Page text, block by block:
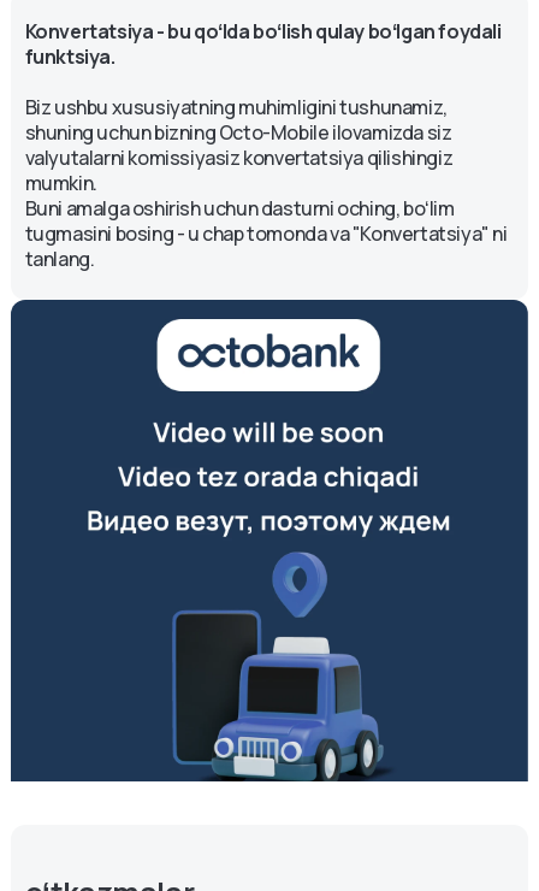
Konvertatsiya - bu qoʻlda boʻlish qulay boʻlgan foydali
funktsiya.
Biz ushbu xususiyatning muhimligini tushunamiz,
shuning uchun bizning Octo-Mobile ilovamizda siz
valyutalarni komissiyasiz konvertatsiya qilishingiz
mumkin.
Buni amalga oshirish uchun dasturni oching, boʻlim
tugmasini bosing - u chap tomonda va "Konvertatsiya" ni
tanlang.